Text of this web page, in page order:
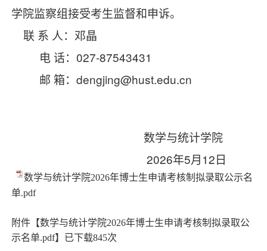
学院监察组接受考生监督和申诉。
联 系 人：邓晶
电 话：027-87543431
邮 箱：dengjing@hust.edu.cn
数学与统计学院
2026年5月12日
数学与统计学院2026年博士生申请考核制拟录取公示名
单.pdf
附件【数学与统计学院2026年博士生申请考核制拟录取公
示名单.pdf】已下载845次